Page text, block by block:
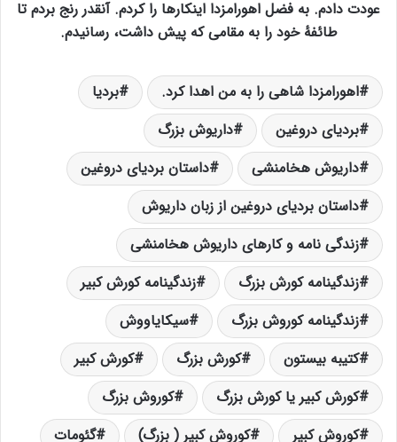
عودت دادم. به فضل اهورامزدا اینکارها را کردم. آنقدر رنج بردم تا
طائفهٔ خود را به مقامی که پیش داشت، رسانیدم.
اهورامزدا شاهی را به من اهدا کرد.
بردیا
بردیای دروغین
داریوش بزرگ
داریوش هخامنشی
داستان بردیای دروغین
داستان بردیای دروغین از زبان داریوش
زندگی نامه و کارهای داریوش هخامنشی
زندگینامه کورش بزرگ
زندگینامه کورش کبیر
زندگینامه کوروش بزرگ
سیکایاووش
کتیبه بیستون
کورش بزرگ
کورش کبیر
کورش کبیر یا کورش بزرگ
کوروش بزرگ
کوروش کبیر
کوروش کبیر ( بزرگ) گئومات